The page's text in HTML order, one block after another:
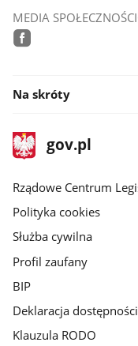
MEDIA
Na skróty
stopka
gov.plStrona
gov.pl
Rządowe Centrum
Polityka cookies
Służba cywilna
Profil zaufany
BIP
Deklaracja
Klauzula RODO